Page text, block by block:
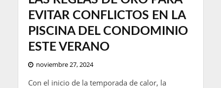
EVITAR CONFLICTOS EN LA
PISCINA DEL CONDOMINIO
ESTE VERANO
noviembre 27, 2024
Con el inicio de la temporada de calor, la